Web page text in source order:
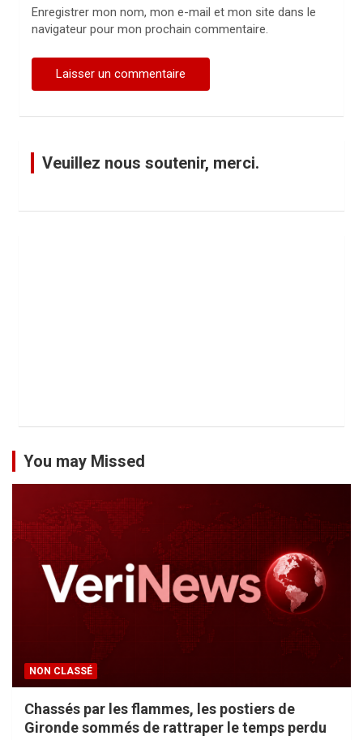
Enregistrer mon nom, mon e-mail et mon site dans le
navigateur pour mon prochain commentaire.
Veuillez nous soutenir, merci.
You may Missed
NON CLASSÉ
Chassés par les flammes, les postiers de
Gironde sommés de rattraper le temps perdu